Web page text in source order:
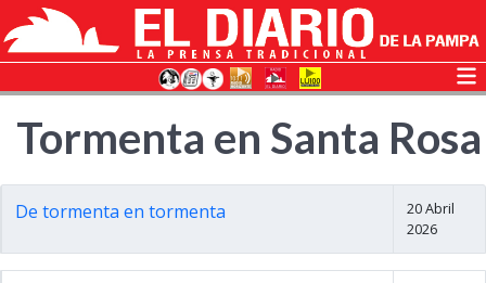
Tormenta en Santa Rosa
De tormenta en tormenta
20 Abril
2026